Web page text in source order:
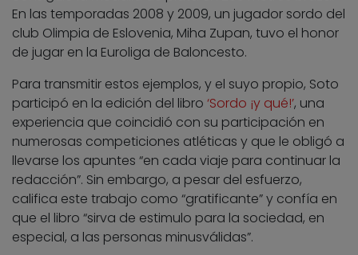
En las temporadas 2008 y 2009, un jugador sordo del
club Olimpia de Eslovenia, Miha Zupan, tuvo el honor
de jugar en la Euroliga de Baloncesto.
Para transmitir estos ejemplos, y el suyo propio, Soto
participó en la edición del libro ‘Sordo ¡y qué!’, una
experiencia que coincidió con su participación en
numerosas competiciones atléticas y que le obligó a
llevarse los apuntes “en cada viaje para continuar la
redacción”. Sin embargo, a pesar del esfuerzo,
califica este trabajo como “gratificante” y confía en
que el libro “sirva de estimulo para la sociedad, en
especial, a las personas minusválidas”.